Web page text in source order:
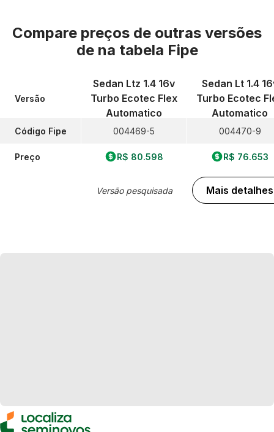
Compare preços de outras versões
de na tabela Fipe
Versão
Código Fipe
Preço
Sedan Ltz 1.4 16v
Turbo Ecotec Flex
Automatico
004469-5
R$ 80.598
Versão pesquisada
Sedan Lt 1.4
Turbo Ecotec
Automatico
004470-9
R$ 76.653
Mais detalhes